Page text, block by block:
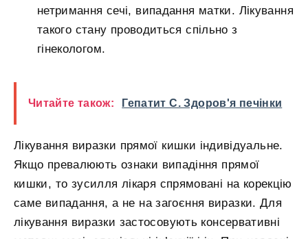
нетримання сечі, випадання матки. Лікування
такого стану проводиться спільно з
гінекологом.
Читайте також: Гепатит С. Здоров'я печінки
Лікування виразки прямої кишки індивідуальне.
Якщо превалюють ознаки випадіння прямої
кишки, то зусилля лікаря спрямовані на корекцію
саме випадання, а не на загоєння виразки. Для
лікування виразки застосовують консервативні